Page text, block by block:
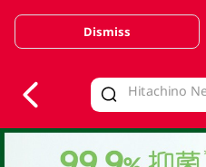
Valid Until 30 June 2026
Dismiss